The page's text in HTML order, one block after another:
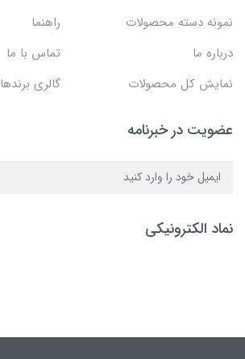
نمونه دسته محصولات
راهنما
درباره ما
تماس با ما
نمایش کل محصولات
گالری برندها
عضویت در خبرنامه
نماد الکترونیکی